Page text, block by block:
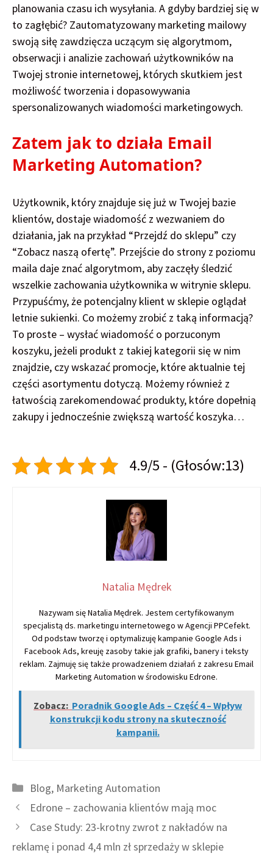
planowania czasu ich wysyłania. A gdyby bardziej się w
to zagłębić? Zautomatyzowany marketing mailowy
swoją siłę zawdzięcza uczącym się algorytmom,
obserwacji i analizie zachowań użytkowników na
Twojej stronie internetowej, których skutkiem jest
możliwość tworzenia i dopasowywania
spersonalizowanych wiadomości marketingowych.
Zatem jak to działa Email
Marketing Automation?
Użytkownik, który znajduje się już w Twojej bazie
klientów, dostaje wiadomość z wezwaniem do
działania, jak na przykład “Przejdź do sklepu” czy
“Zobacz naszą ofertę”. Przejście do strony z poziomu
maila daje znać algorytmom, aby zaczęły śledzić
wszelkie zachowania użytkownika w witrynie sklepu.
Przypuśćmy, że potencjalny klient w sklepie oglądał
letnie sukienki. Co możemy zrobić z taką informacją?
To proste – wysłać wiadomość o porzuconym
koszyku, jeżeli produkt z takiej kategorii się w nim
znajdzie, czy wskazać promocje, które aktualnie tej
części asortymentu dotyczą. Możemy również z
łatwością zarekomendować produkty, które dopełnią
zakupy i jednocześnie zwiększą wartość koszyka…
4.9/5 - (Głosów:13)
Natalia Mędrek
Nazywam się Natalia Mędrek. Jestem certyfikowanym
specjalistą ds. marketingu internetowego w Agencji PPCefekt.
Od podstaw tworzę i optymalizuję kampanie Google Ads i
Facebook Ads, kreuję zasoby takie jak grafiki, banery i teksty
reklam. Zajmuję się także prowadzeniem działań z zakresu Email
Marketing Automation w środowisku Edrone.
Zobacz: Poradnik Google Ads – Część 4 – Wpływ
konstrukcji kodu strony na skuteczność
kampanii.
Kategorie
Blog, Marketing Automation
Edrone – zachowania klientów mają moc
Case Study: 23-krotny zwrot z nakładów na
reklamę i ponad 4,4 mln zł sprzedaży w sklepie